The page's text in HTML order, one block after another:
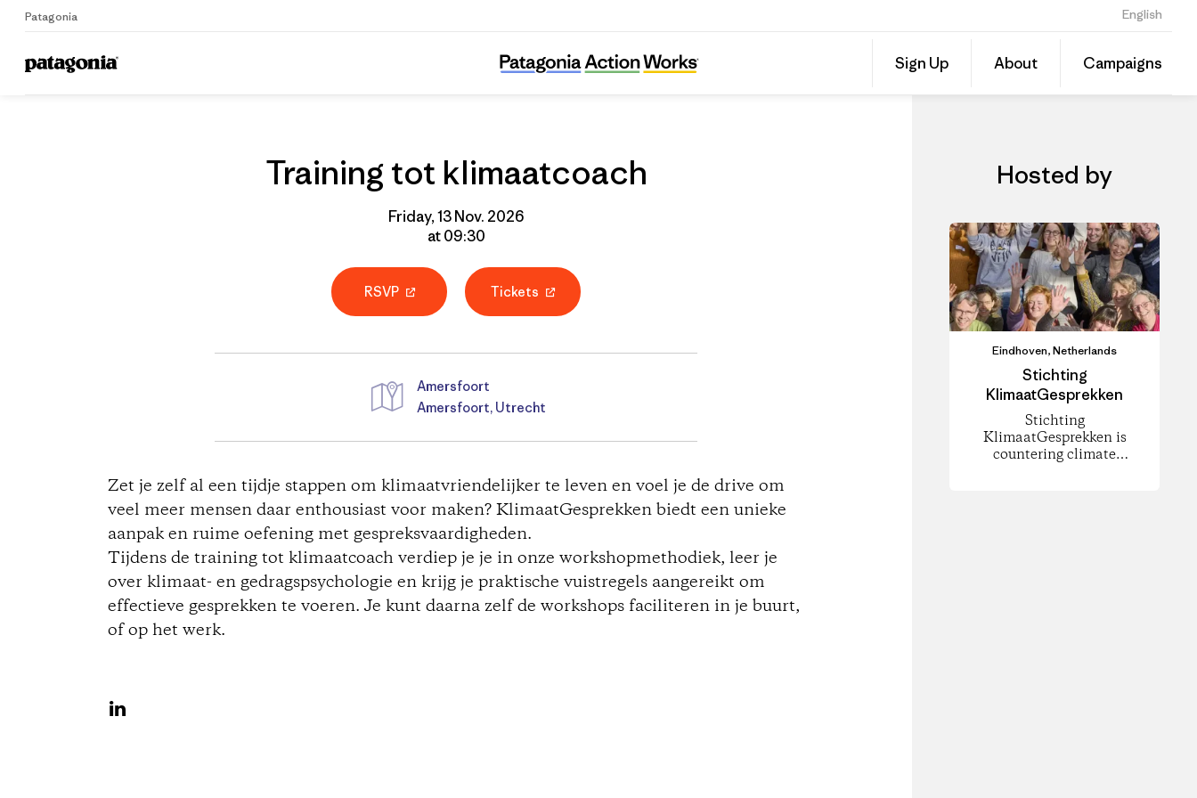
Patagonia English
Sign Up About Campaigns
Home Grantee
Training tot klimaatcoach
Share
this
on
Training tot klimaatcoach
Friday, 13 Nov. 2026
at 09:30
RSVP Tickets
D
i
r
e
c
Amersfoort
Amersfoort, Utrecht
Zet je zelf al een tijdje stappen om klimaatvriendelijker te leven en voel je de drive om
veel meer mensen daar enthousiast voor maken? KlimaatGesprekken biedt een unieke
aanpak en ruime oefening met gespreksvaardigheden.
Tijdens de training tot klimaatcoach verdiep je je in onze workshopmethodiek, leer je
over klimaat- en gedragspsychologie en krijg je praktische vuistregels aangereikt om
effectieve gesprekken te voeren. Je kunt daarna zelf de workshops faciliteren in je buurt,
of op het werk.
Hosted by
Eindhoven, Netherlands
Stichting
KlimaatGesprekken
Stichting
KlimaatGesprekken is
countering climate